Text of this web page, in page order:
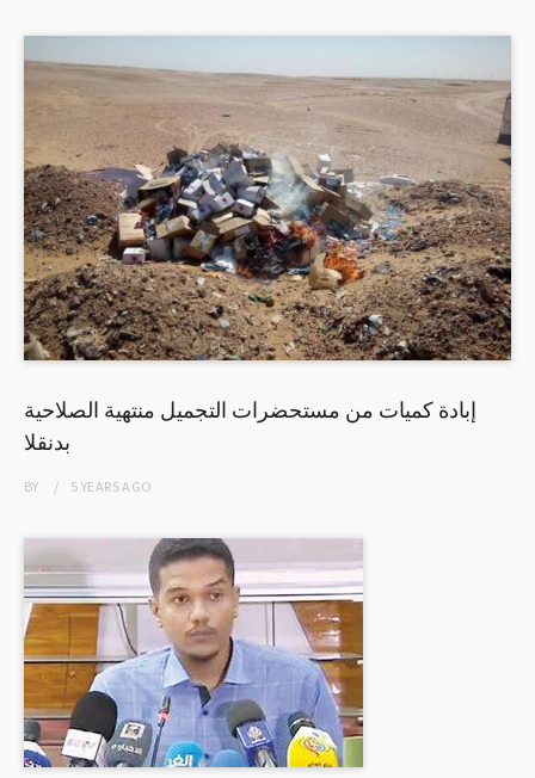
إبادة كميات من مستحضرات التجميل منتهية الصلاحية
بدنقلا
BY 5 YEARSAGO